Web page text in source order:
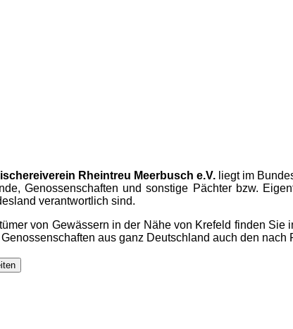
Rheintreu Meerbusch e.V. liegt im
Genossenschaften und sonstige Pächter bzw.
verantwortlich sind.
von Gewässern in der Nähe von Krefeld finden Sie
aus ganz Deutschland auch den nach